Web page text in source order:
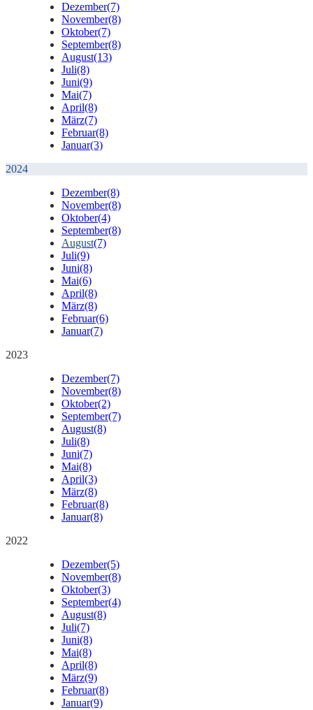
Dezember(7)
November(8)
Oktober(7)
September(8)
August(13)
Juli(8)
Juni(9)
Mai(7)
April(8)
März(7)
Februar(8)
Januar(3)
2024
Dezember(8)
November(8)
Oktober(4)
September(8)
August(7)
Juli(9)
Juni(8)
Mai(6)
April(8)
März(8)
Februar(6)
Januar(7)
2023
Dezember(7)
November(8)
Oktober(2)
September(7)
August(8)
Juli(8)
Juni(7)
Mai(8)
April(3)
März(8)
Februar(8)
Januar(8)
2022
Dezember(5)
November(8)
Oktober(3)
September(4)
August(8)
Juli(7)
Juni(8)
Mai(8)
April(8)
März(9)
Februar(8)
Januar(9)